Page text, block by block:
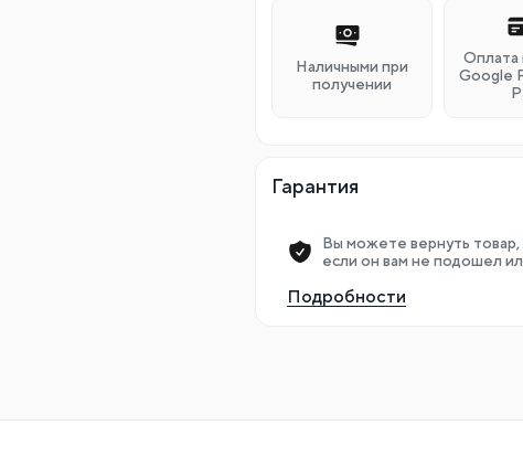
Наличными при
получении
Оплата
Google
Гарантия
Вы можете вернуть товар,
если он вам не подошел
Подробности